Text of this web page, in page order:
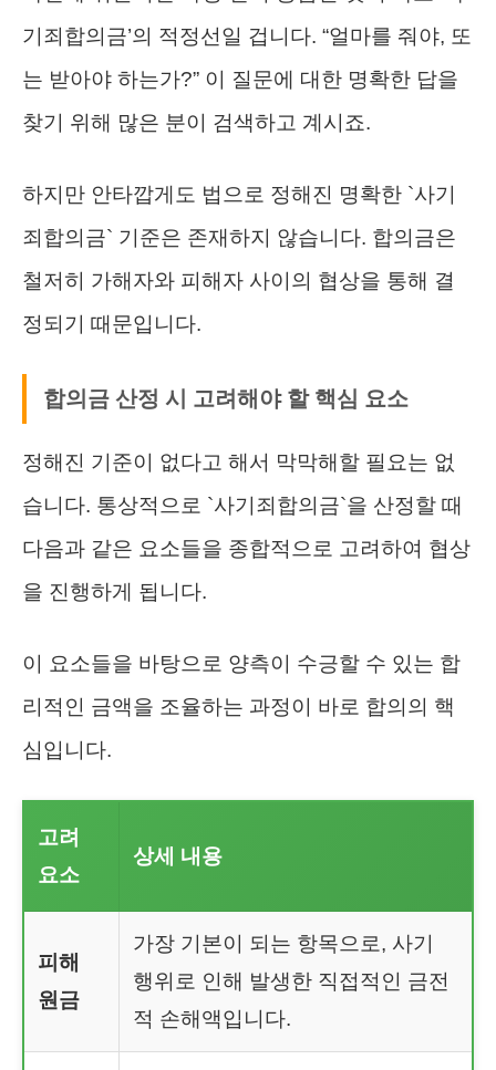
기죄합의금’의 적정선일 겁니다. “얼마를 줘야, 또
는 받아야 하는가?” 이 질문에 대한 명확한 답을
찾기 위해 많은 분이 검색하고 계시죠.
하지만 안타깝게도 법으로 정해진 명확한 `사기
죄합의금` 기준은 존재하지 않습니다. 합의금은
철저히 가해자와 피해자 사이의 협상을 통해 결
정되기 때문입니다.
합의금 산정 시 고려해야 할 핵심 요소
정해진 기준이 없다고 해서 막막해할 필요는 없
습니다. 통상적으로 `사기죄합의금`을 산정할 때
다음과 같은 요소들을 종합적으로 고려하여 협상
을 진행하게 됩니다.
이 요소들을 바탕으로 양측이 수긍할 수 있는 합
리적인 금액을 조율하는 과정이 바로 합의의 핵
심입니다.
고려
요소
상세 내용
피해
원금
가장 기본이 되는 항목으로, 사기
행위로 인해 발생한 직접적인 금전
적 손해액입니다.